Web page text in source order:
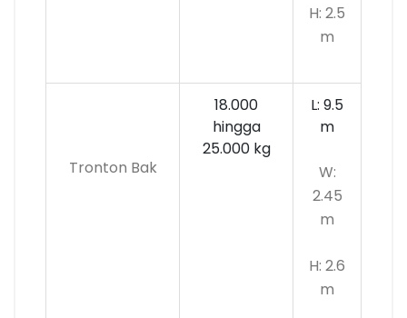
H: 2.5
m
Tronton Bak
18.000
hingga
25.000 kg
L: 9.5
m
W:
2.45
m
H: 2.6
m